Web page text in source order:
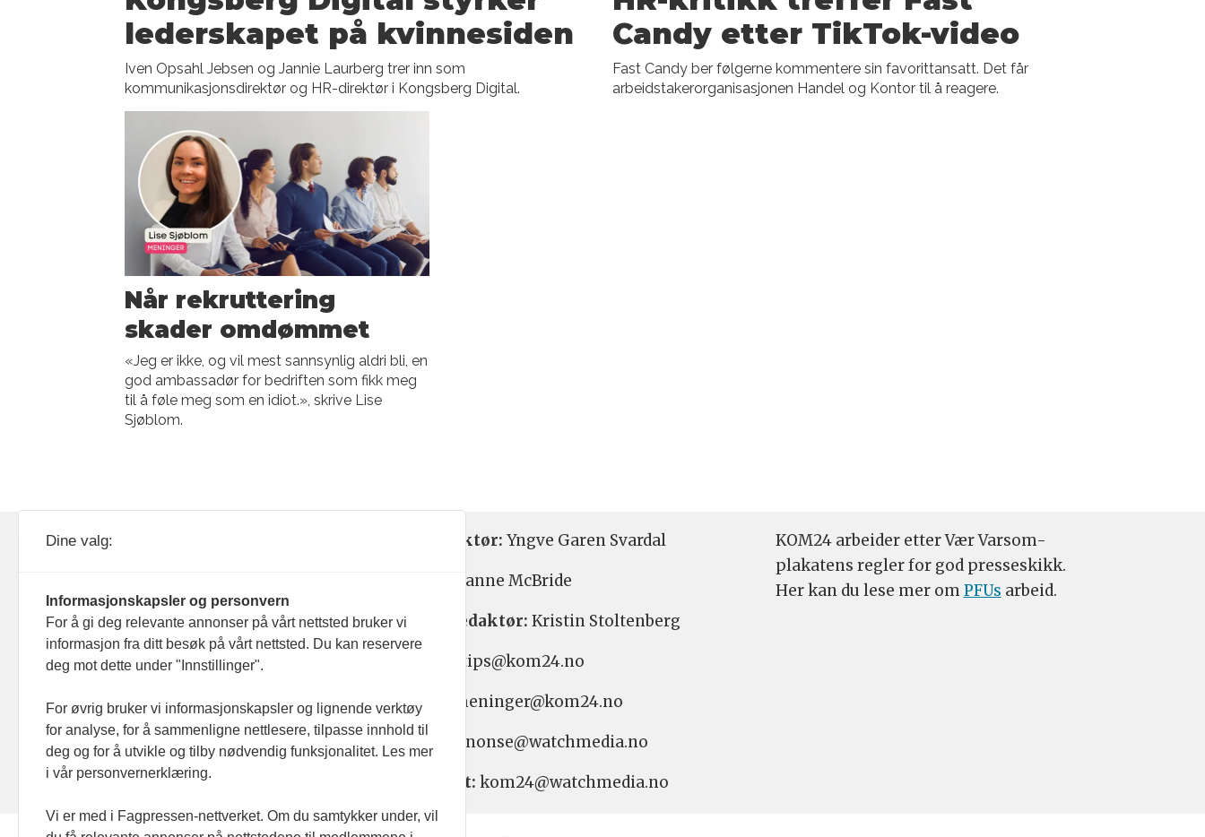
lederskapet på kvinnesiden
Iven Opsahl Jebsen og Jannie Laurberg trer inn som
kommunikasjonsdirektør og HR-direktør i Kongsberg Digital.
Candy etter TikTok-video
Fast Candy ber følgerne kommentere sin favorittansatt. Det får
arbeidstakerorganisasjonen Handel og Kontor til å reagere.
Når rekruttering
skader omdømmet
«Jeg er ikke, og vil mest sannsynlig aldri bli, en
god ambassadør for bedriften som fikk meg
til å føle meg som en idiot.», skrive Lise
Sjøblom.
093 182
Nyhetsredaktør: Yngve Garen Svardal
Hanne McBride
Ansvarlig redaktør: Kristin Stoltenberg
Nyhetstips: tips@kom24.no
Meninger: meninger@kom24.no
Annonse: annonse@watchmedia.no
Abonnement: kom24@watchmedia.no
KOM24 arbeider etter Vær Varsom-
plakatens regler for god presseskikk.
Her kan du lese mer omPFUs arbeid.
Dine valg:
Informasjonskapsler og personvern
For å gi deg relevante annonser på vårt nettsted bruker vi
informasjon fra ditt besøk på vårt nettsted. Du kan reservere
deg mot dette under "Innstillinger".
For øvrig bruker vi informasjonskapsler og lignende verktøy
for analyse, for å sammenligne nettlesere, tilpasse innhold til
deg og for å utvikle og tilby nødvendig funksjonalitet. Les mer
i vår personvernerklæring.
Vi er med i Fagpressen-nettverket. Om du samtykker under, vil